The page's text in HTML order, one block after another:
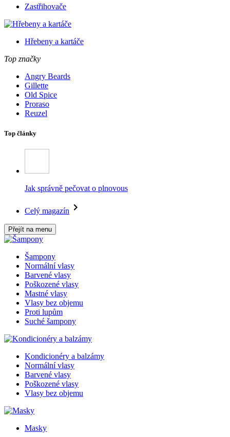
Zastřihovače
Hřebeny a kartáče
Top značky
Angry Beards
Gillette
Old Spice
Proraso
Reuzel
Top články
Jak správně pečovat o plnovous
Celý magazín
Přejít na menu
Šampony
Normální vlasy
Barvené vlasy
Poškozené vlasy
Mastné vlasy
Vlasy bez objemu
Proti lupům
Suché šampony
Kondicionéry a balzámy
Normální vlasy
Barvené vlasy
Poškozené vlasy
Vlasy bez objemu
Masky